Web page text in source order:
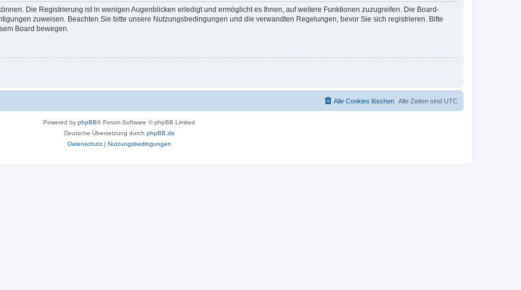
Die Registrierung ist in wenigen Augenblicken erledigt und ermöglicht es Ihnen, auf weitere Funktionen zuzugreifen. Die Board-
zuweisen. Beachten Sie bitte unsere Nutzungsbedingungen und die verwandten Regelungen, bevor Sie sich registrieren. Bitte
Board bewegen.
Alle Zeiten sind UTC
Alle Cookies löschen
Powered by phpBB® Forum Software © phpBB Limited
Deutsche Übersetzung durch phpBB.de
Datenschutz| Nutzungsbedingungen